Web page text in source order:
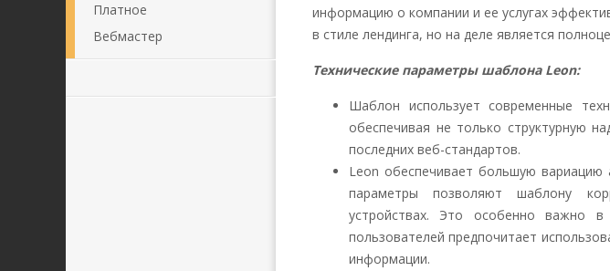
информацию о компании и ее услугах
в стиле лендинга, но на деле является
Технические параметры шаблона Leon:
Шаблон использует современные
обеспечивая не только структурную
последних веб-стандартов.
Leon обеспечивает большую вариацию
параметры позволяют шаблону
устройствах. Это особенно важно
пользователей предпочитает
информации.
Платное
Вебмастер